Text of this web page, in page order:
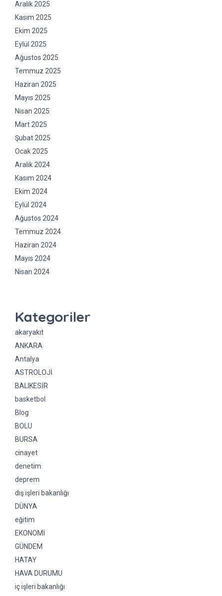
Aralık 2025
Kasım 2025
Ekim 2025
Eylül 2025
Ağustos 2025
Temmuz 2025
Haziran 2025
Mayıs 2025
Nisan 2025
Mart 2025
Şubat 2025
Ocak 2025
Aralık 2024
Kasım 2024
Ekim 2024
Eylül 2024
Ağustos 2024
Temmuz 2024
Haziran 2024
Mayıs 2024
Nisan 2024
Kategoriler
akaryakıt
ANKARA
Antalya
ASTROLOJİ
BALIKESİR
basketbol
Blog
BOLU
BURSA
cinayet
denetim
deprem
dış işleri bakanlığı
DÜNYA
eğitim
EKONOMİ
GÜNDEM
HATAY
HAVA DURUMU
iç işleri bakanlığı